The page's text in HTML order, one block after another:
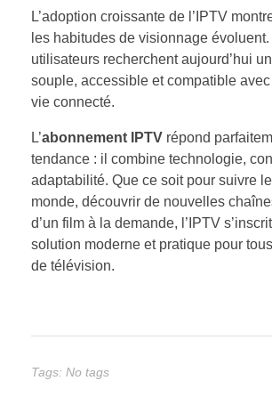
L’adoption croissante de l’IPTV
les habitudes de visionnage
utilisateurs recherchent aujourd’hui
souple, accessible et compatible
vie connecté.
L’abonnement IPTV répond
tendance : il combine technologie,
adaptabilité. Que ce soit pour suivre
monde, découvrir de nouvelles
d’un film à la demande, l’IPTV
solution moderne et pratique pour
de télévision.
Tags: No tags